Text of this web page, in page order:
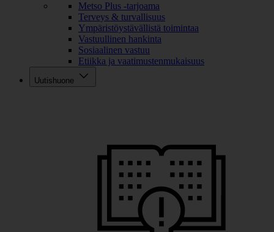
Metso Plus -tarjoama
Terveys & turvallisuus
Ympäristöystävällistä toimintaa
Vastuullinen hankinta
Sosiaalinen vastuu
Etiikka ja vaatimustenmukaisuus
Uutishuone